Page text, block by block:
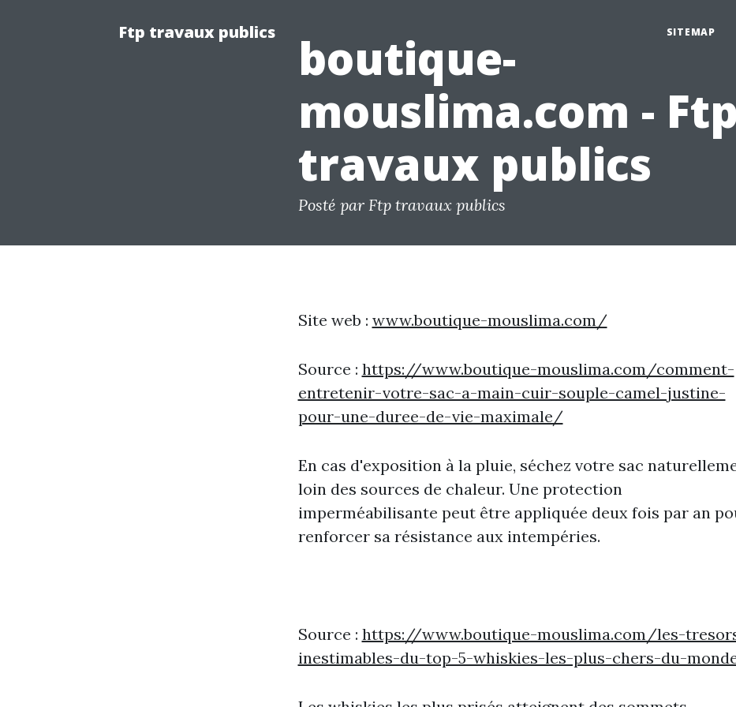
Ftp travaux publics SITEMAP
boutique-
mouslima.com - Ftp
travaux publics
Posté par Ftp travaux publics
Site web : www.boutique-mouslima.com/
Source : https://www.boutique-mouslima.com/comment-
entretenir-votre-sac-a-main-cuir-souple-camel-justine-
pour-une-duree-de-vie-maximale/
En cas d'exposition à la pluie, séchez votre sac
loin des sources de chaleur. Une protection
imperméabilisante peut être appliquée deux fois par an
renforcer sa résistance aux intempéries.
Source : https://www.boutique-mouslima.com/les-
inestimables-du-top-5-whiskies-les-plus-chers-du-